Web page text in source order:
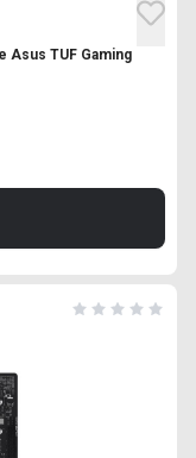
Asus TUF Gaming